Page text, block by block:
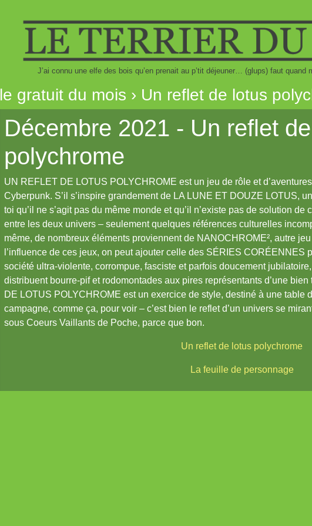
J’ai connu une elfe des bois qu’en prenait au p’tit déjeuner… (glups) faut quand
le gratuit du mois › Un reflet de lotus
Décembre 2021 - Un reflet
polychrome
UN REFLET DE LOTUS POLYCHROME est un jeu de rôle et
Cyberpunk. S’il s’inspire grandement de LA LUNE ET DOUZE LOTUS,
toi qu’il ne s’agit pas du même monde et qu’il n’existe pas de solution
entre les deux univers – seulement quelques références culturelles
même, de nombreux éléments proviennent de NANOCHROME², autre
l’influence de ces jeux, on peut ajouter celle des SÉRIES CORÉENNES
société ultra-violente, corrompue, fasciste et parfois doucement
distribuent bourre-pif et rodomontades aux pires représentants d’une
DE LOTUS POLYCHROME est un exercice de style, destiné à une table
campagne, comme ça, pour voir – c’est bien le reflet d’un univers se
sous Coeurs Vaillants de Poche, parce que bon.
Un reflet de lotus polychrome
La feuille de personnage